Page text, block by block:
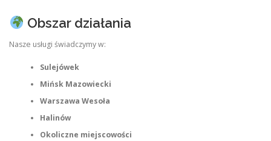
Obszar działania
Nasze usługi świadczymy w:
Sulejówek
Mińsk Mazowiecki
Warszawa Wesoła
Halinów
Okoliczne miejscowości